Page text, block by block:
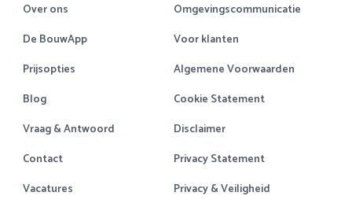
Over ons
De BouwApp
Prijsopties
Blog
Vraag & Antwoord
Contact
Vacatures
Omgevingscommunicatie
Voor klanten
Algemene Voorwaarden
Cookie Statement
Disclaimer
Privacy Statement
Privacy & Veiligheid